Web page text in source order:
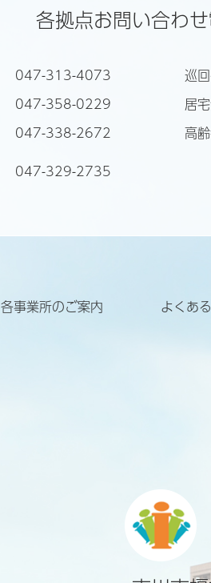
各拠点お問い合わ
047-313-4073
047-358-0229
047-338-2672
047-329-2735
巡
居
高
各事業所のご案内 よくあ